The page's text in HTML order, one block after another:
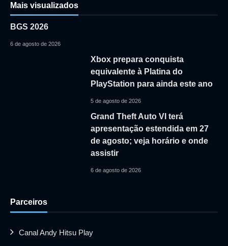
Mais visualizados
BGS 2026
6 de agosto de 2026
Xbox prepara conquista
equivalente à Platina do
PlayStation para ainda este ano
5 de agosto de 2026
Grand Theft Auto VI terá
apresentação estendida em 27
de agosto; veja horário e onde
assistir
6 de agosto de 2026
Parceiros
Canal Andy Hitsu Play